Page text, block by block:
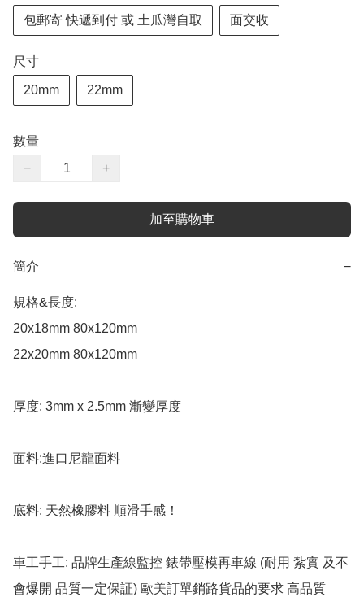
包郵寄 快遞到付 或 土瓜灣自取 面交收
尺寸
20mm 22mm
數量
−
+
加至購物車
簡介 −
規格&長度:
20x18mm 80x120mm
22x20mm 80x120mm
厚度: 3mm x 2.5mm 漸變厚度
面料:進口尼龍面料
底料: 天然橡膠料 順滑手感！
車工手工: 品牌生產線監控 錶帶壓模再車線 (耐用 紮實 及不
會爆開 品質一定保証) 歐美訂單銷路貨品的要求 高品質